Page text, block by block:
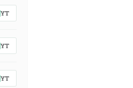
YT
YT
YT